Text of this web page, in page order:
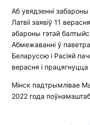
Аб увядзенні
Латвіі заявіў 11
абароны гэтай
Абмежаванні ў
Беларуссю і Расіяй
верасня і
Мінск падтрымлівае
2022 года